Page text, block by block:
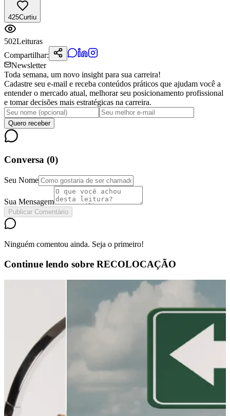
425Curtiu
502Leituras
Compartilhar:
Newsletter
Toda semana, um novo insight para sua carreira!
Cadastre seu e-mail e receba conteúdos práticos que ajudam você a
entender o mercado atual, melhorar seu posicionamento profissional
e tomar decisões mais estratégicas na carreira.
Quero receber
Conversa (0)
Seu Nome
Sua Mensagem
Publicar Comentário
Ninguém comentou ainda. Seja o primeiro!
Continue lendo sobre RECOLOCAÇÃO